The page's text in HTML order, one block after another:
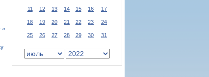
»
11 12 13 14 15 16 17
18 19 20 21 22 23 24
25 26 27 28 29 30 31